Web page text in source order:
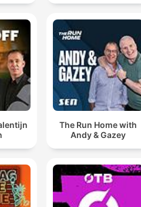
The Run Home with
Andy & Gazey